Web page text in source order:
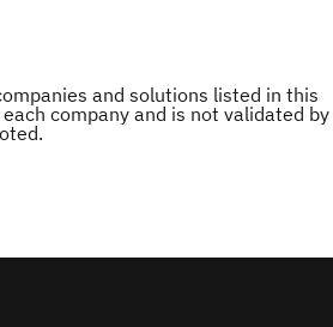
and solutions listed in this
company and is not validated by